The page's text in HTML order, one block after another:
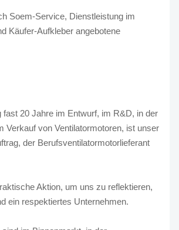
Soem-Service, Dienstleistung im
Käufer-Aufkleber angebotene
fast 20 Jahre im Entwurf, im R&D, in der
Verkauf von Ventilatormotoren, ist unser
der Berufsventilatormotorlieferant
Aktion, um uns zu reflektieren,
ein respektiertes Unternehmen.